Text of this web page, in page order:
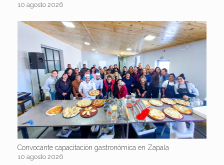
10 agosto 2026
Convocante capacitación gastronómica en Zapala
10 agosto 2026